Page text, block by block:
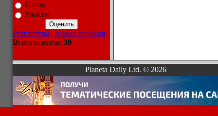
Плохо
Ужасно
Результаты | Архив опросов
Всего ответов: 39
Planeta Daily Ltd. © 2026